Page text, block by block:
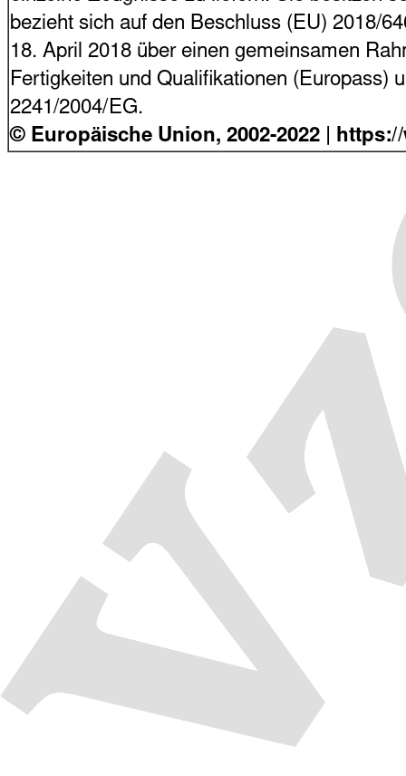
bezieht sich auf den Beschluss (EU) 2018/
18. April 2018 über einen gemeinsamen
Fertigkeiten und Qualifikationen (Europass)
2241/2004/EG.
© Europäische Union, 2002-2022 |